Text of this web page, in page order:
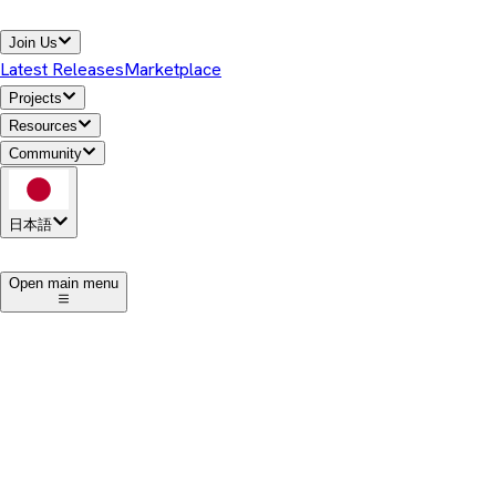
Join Us
Latest ReleasesMarketplace
Projects
Resources
Community
日本語
Open main menu